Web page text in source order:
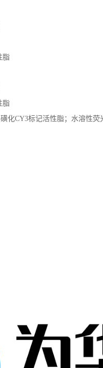
脂
脂
化CY3标记活性脂；水溶性